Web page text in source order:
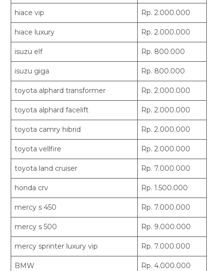
hiace vip Rp. 2.000.000
hiace luxury Rp. 2.000.000
isuzu elf Rp. 800.000
isuzu giga Rp. 800.000
toyota alphard transformer Rp. 2.000.000
toyota alphard facelift Rp. 2.000.000
toyota camry hibrid Rp. 2.000.000
toyota vellfire Rp. 2.000.000
toyota land cruiser Rp. 7.000.000
honda crv Rp. 1.500.000
mercy s 450 Rp. 7.000.000
mercy s 500 Rp. 9.000.000
mercy sprinter luxury vip Rp. 7.000.000
BMW Rp. 4.000.000